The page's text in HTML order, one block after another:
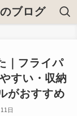
ブログ
｜フライパ
すい・収納
がおすすめ
日